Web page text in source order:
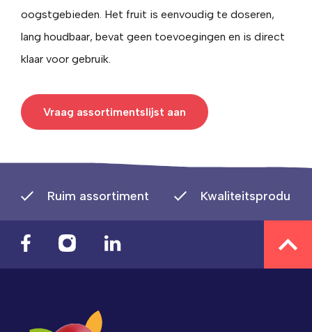
oogstgebieden. Het fruit is eenvoudig te doseren,
lang houdbaar, bevat geen toevoegingen en is direct
klaar voor gebruik.
Vraag assortimentslijst aan
Ruim assortiment